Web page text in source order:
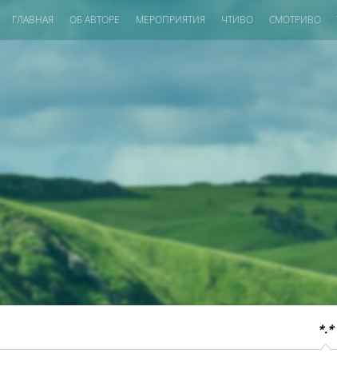
ГЛАВНАЯ ОБ АВТОРЕ МЕРОПРИЯТИЯ ЧТИВО СМОТРИВО
*.*